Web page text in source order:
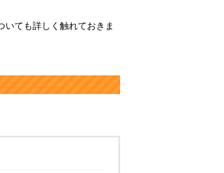
ても詳しく触れておきま